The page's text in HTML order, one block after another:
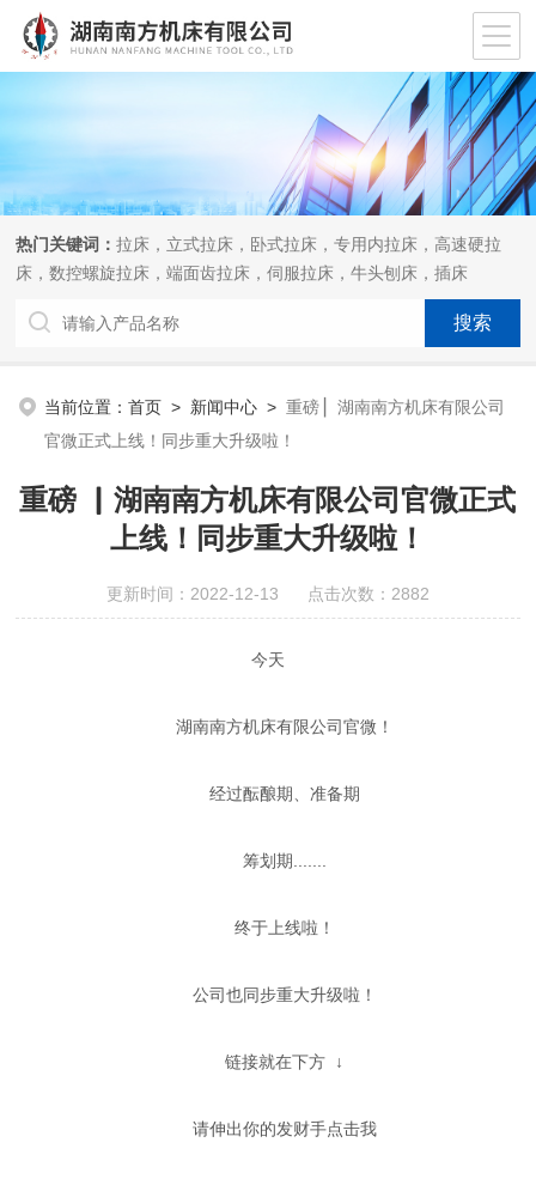
热门关键词：拉床，立式拉床，卧式拉床，专用内拉床，高速硬拉
床，数控螺旋拉床，端面齿拉床，伺服拉床，牛头刨床，插床
当前位置：首页 > 新闻中心 >重磅 ▏湖南南方机床有限公司
官微正式上线！同步重大升级啦！
重磅 ▏湖南南方机床有限公司官微正式
上线！同步重大升级啦！
更新时间：2022-12-13 点击次数：2882
今天
湖南南方机床有限公司官微！
经过酝酿期、准备期
筹划期.......
终于上线啦！
公司也同步重大升级啦！
链接就在下方 ↓
请伸出你的发财手点击我